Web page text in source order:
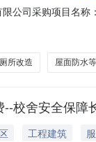
公司采购项目名
本收费基准上填报
厕所改造 屋面防水
校舍安全保
工程建筑